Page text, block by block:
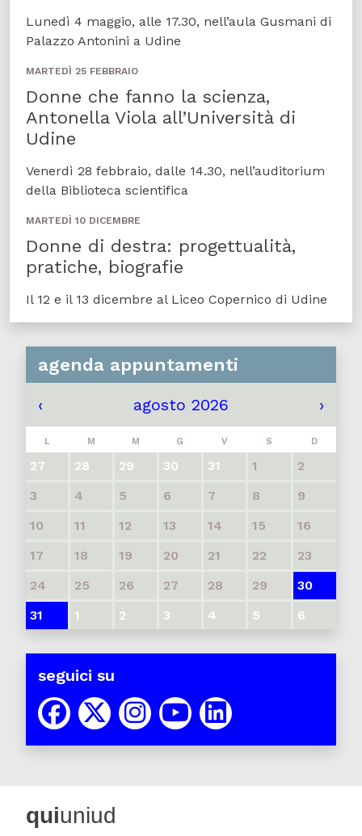
Lunedì 4 maggio, alle 17.30, nell’aula Gusmani di
Palazzo Antonini a Udine
MARTEDÌ 25 FEBBRAIO
Donne che fanno la scienza,
Antonella Viola all’Università di
Udine
Venerdì 28 febbraio, dalle 14.30, nell’auditorium
della Biblioteca scientifica
MARTEDÌ 10 DICEMBRE
Donne di destra: progettualità,
pratiche, biografie
Il 12 e il 13 dicembre al Liceo Copernico di Udine
agenda appuntamenti
‹ agosto 2026 ›
L M M G V S D
27 28 29 30 31 1
2
3
4 5 6 7 8
9
10
11 12 13 14 15
16
17
18 19 20 21 22
23
24
25 26 27 28 29
30
31
1 2 3 4 5 6
seguici su
quiuniud